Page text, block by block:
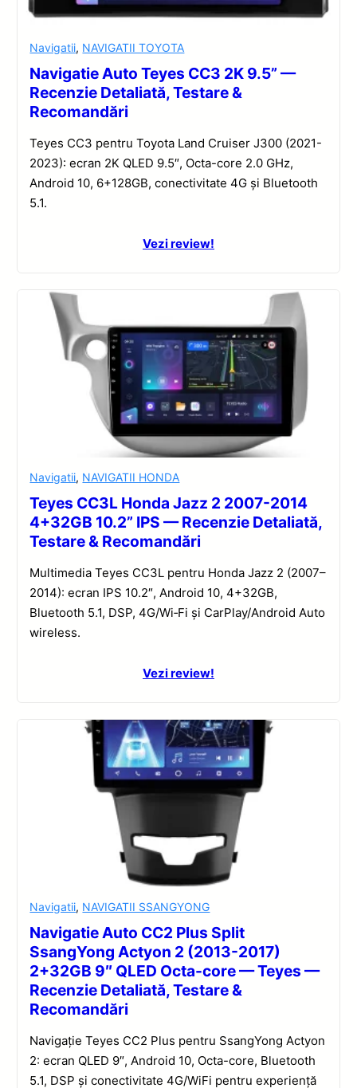
Navigatii, NAVIGATII TOYOTA
Navigatie Auto Teyes CC3 2K 9.5” —
Recenzie Detaliată, Testare &
Recomandări
Teyes CC3 pentru Toyota Land Cruiser J300 (2021-
2023): ecran 2K QLED 9.5″, Octa-core 2.0 GHz,
Android 10, 6+128GB, conectivitate 4G și Bluetooth
5.1.
Vezi review!
Navigatii, NAVIGATII HONDA
Teyes CC3L Honda Jazz 2 2007-2014
4+32GB 10.2” IPS — Recenzie Detaliată,
Testare & Recomandări
Multimedia Teyes CC3L pentru Honda Jazz 2 (2007–
2014): ecran IPS 10.2″, Android 10, 4+32GB,
Bluetooth 5.1, DSP, 4G/Wi‑Fi și CarPlay/Android Auto
wireless.
Vezi review!
Navigatii, NAVIGATII SSANGYONG
Navigatie Auto CC2 Plus Split
SsangYong Actyon 2 (2013-2017)
2+32GB 9″ QLED Octa-core — Teyes —
Recenzie Detaliată, Testare &
Recomandări
Navigație Teyes CC2 Plus pentru SsangYong Actyon
2: ecran QLED 9″, Android 10, Octa-core, Bluetooth
5.1, DSP și conectivitate 4G/WiFi pentru experiență